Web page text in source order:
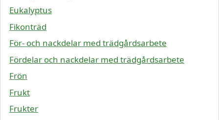
Eukalyptus
Fikonträd
För- och nackdelar med trädgårdsarbete
Fördelar och nackdelar med trädgårdsarbete
Frön
Frukt
Frukter